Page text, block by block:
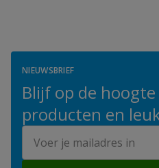
NIEUWSBRIEF
Blijf op de
producten en